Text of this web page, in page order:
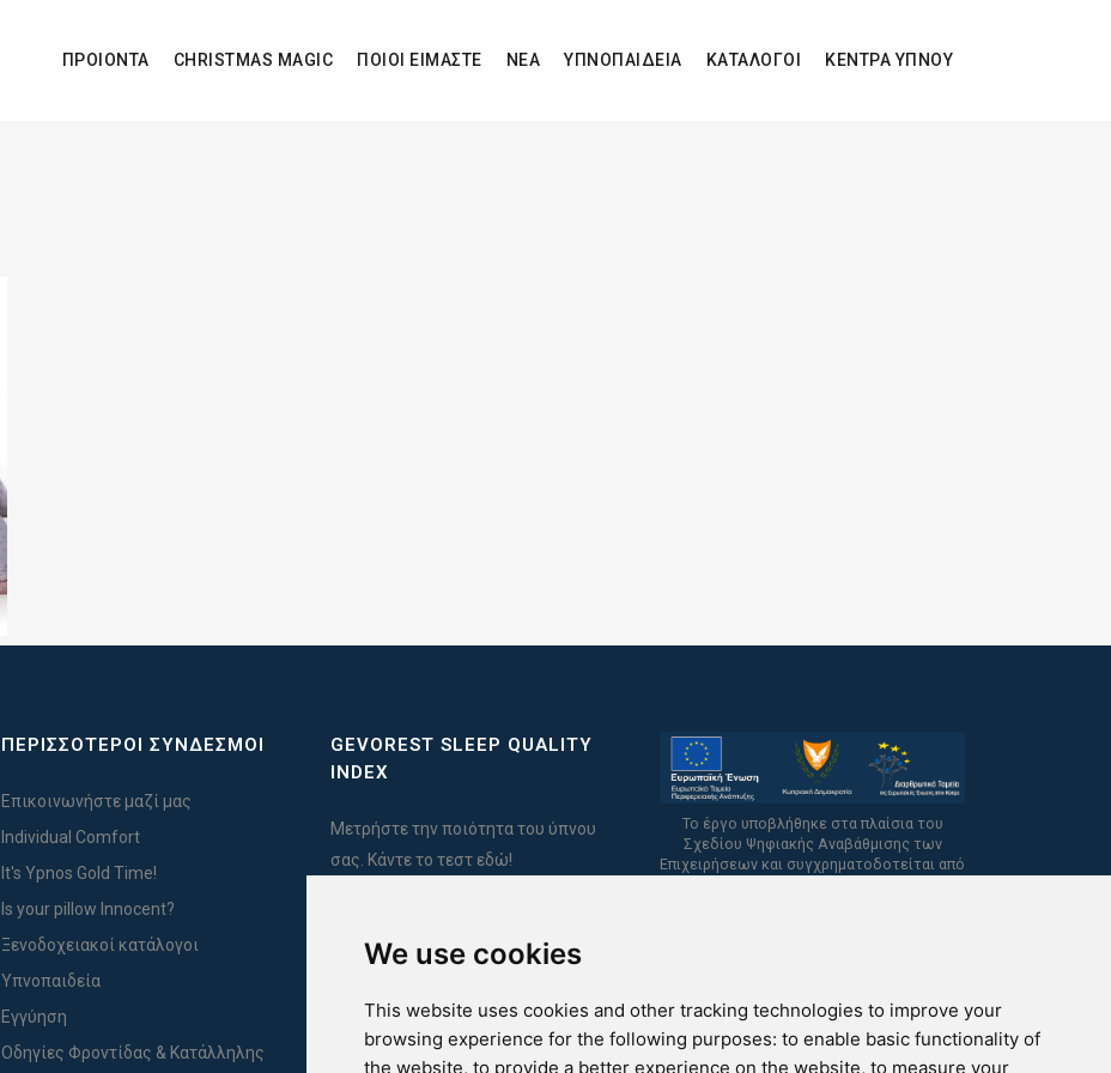
We use cookies
This website uses cookies and other tracking technologies to improve your
browsing experience for the following purposes: to enable basic functionality of
the website, to provide a better experience on the website, to measure your
ΠΡΟΙΟΝΤΑ CHRISTMAS MAGIC ΠΟΙΟΙ ΕΙΜΑΣΤΕ ΝΕΑ ΥΠΝΟΠΑΙΔΕΙΑ ΚΑΤΑΛΟΓΟΙ ΚΕΝΤΡΑ ΥΠΝΟΥ
ΠΕΡΙΣΣΟΤΕΡΟΙ ΣΥΝΔΕΣΜΟΙ
Επικοινωνήστε μαζί μας
Individual Comfort
It's Ypnos Gold Time!
Is your pillow Innocent?
Ξενοδοχειακοί κατάλογοι
Υπνοπαιδεία
Εγγύηση
Οδηγίες Φροντίδας & Κατάλληλης
GEVOREST SLEEP QUALITY
INDEX
Μετρήστε την ποιότητα του ύπνου
σας. Κάντε το τεστ εδώ!
Το έργο υποβλήθηκε στα πλαίσια του
Σχεδίου Ψηφιακής Αναβάθμισης των
Επιχειρήσεων και συγχρηματοδοτείται από